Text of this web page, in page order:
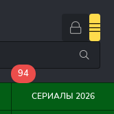
94
СЕРИАЛЫ 2026